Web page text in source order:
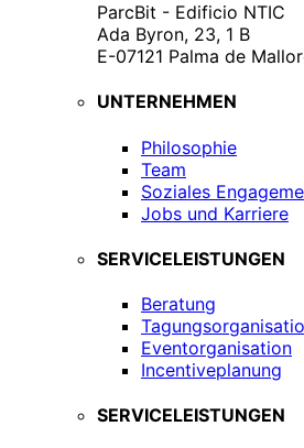
ParcBit - Edificio NTIC
Ada Byron, 23, 1 B
E-07121 Palma de
UNTERNEHMEN
Philosophie
Team
Soziales
Jobs und Karriere
SERVICELEISTUNGEN
Beratung
Eventorganisation
Incentiveplanung
SERVICELEISTUNGEN